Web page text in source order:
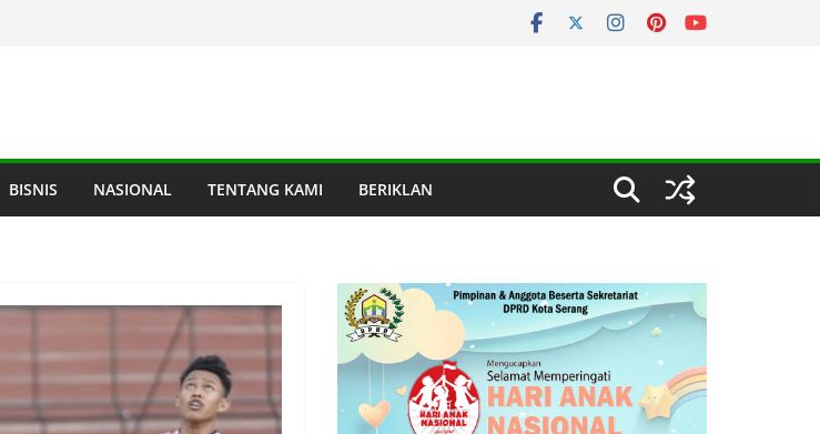
BISNIS NASIONAL TENTANG KAMI BERIKLAN